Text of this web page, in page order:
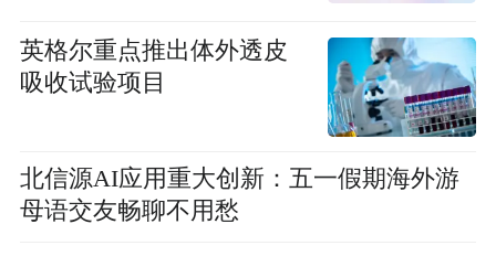
英格尔重点推出体外透皮
吸收试验项目
北信源AI应用重大创新：五一假期海外游
母语交友畅聊不用愁